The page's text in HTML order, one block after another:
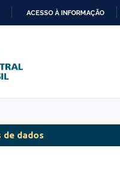
ACESSO À INFORMAÇÃO
de dados